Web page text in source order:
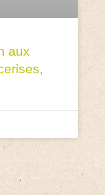
aux